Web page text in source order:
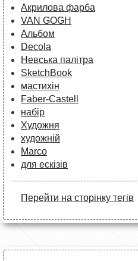
Акрилова фарба
VAN GOGH
Альбом
Decola
Невська палітра
SketchBook
мастихін
Faber-Castell
набір
Художня
художній
Marco
для ескізів
Перейти на сторінку тегів